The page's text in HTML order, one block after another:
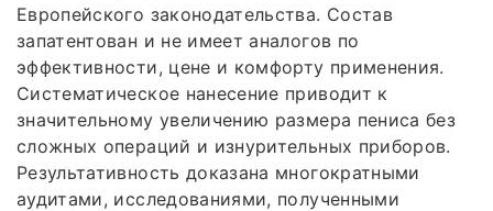
Европейского законодательства. Состав
запатентован и не имеет аналогов по
эффективности, цене и комфорту применения.
Систематическое нанесение приводит к
значительному увеличению размера пениса без
сложных операций и изнурительных приборов.
Результативность доказана многократными
аудитами, исследованиями, полученными